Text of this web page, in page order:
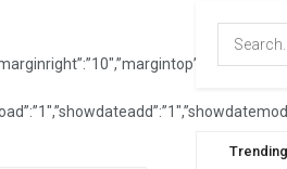
Trending